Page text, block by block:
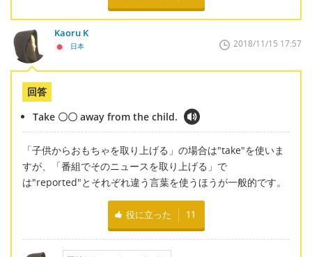
Kaoru K
日本 2018/11/15 17:57
回答
Take 〇〇 away from the child.
「子供からおもちゃを取り上げる」の場合は"take"を使いま
すが、「番組でそのニュースを取り上げる」で
は"reported"とそれぞれ違う言葉を使うほうが一般的です。
役に立った 11